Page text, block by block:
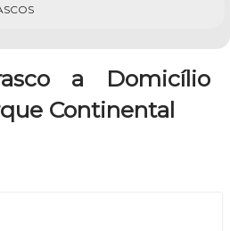
a Domicílio
Continental